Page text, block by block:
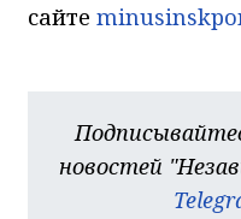
сайте
новостей